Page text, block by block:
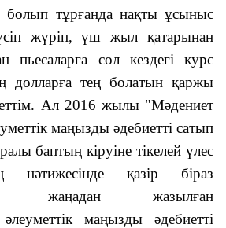
болып тұрғанда нақты ұсыныс
жүріп, үш жыл қатарынан
пьесаларға сол кездегі курс
тең болатын қаржы
Ал 2016 жылы "Мәдениет
маңызды әдебиетті сатып
баптың кіруіне тікелей үлес
қазір біраз
жаңадан жазылған
маңызды әдебиетті